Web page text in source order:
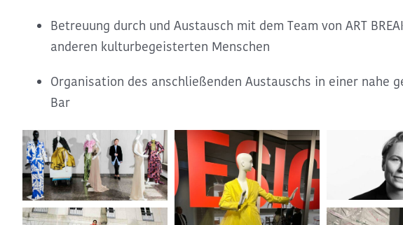
Betreuung durch und Austausch mit dem Team von ART
anderen kulturbegeisterten Menschen
Organisation des anschließenden Austauschs in einer nahe
Bar